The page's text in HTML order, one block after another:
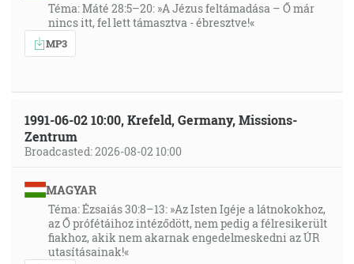
Téma: Máté 28:5–20: »A Jézus feltámadása – Ő már
nincs itt, fel lett támasztva - ébresztve!«
MP3
1991-06-02 10:00, Krefeld, Germany, Missions-
Zentrum
Broadcasted: 2026-08-02 10:00
MAGYAR
Téma: Ézsaiás 30:8–13: »Az Isten Igéje a látnokokhoz,
az Ő prófétáihoz intéződött, nem pedig a félresikerült
fiakhoz, akik nem akarnak engedelmeskedni az ÚR
utasításainak!«